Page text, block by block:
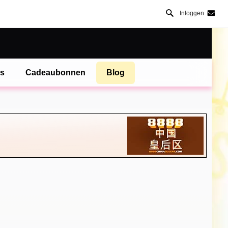
Inloggen
Cadeaubonnen Blog